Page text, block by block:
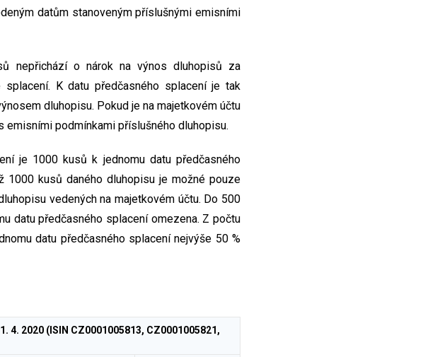
datům stanoveným příslušnými emisními
nepřichází o nárok na výnos dluhopisů za
K datu předčasného splacení je tak
dluhopisu. Pokud je na majetkovém účtu
emisními podmínkami příslušného dluhopisu.
je 1000 kusů k jednomu datu předčasného
1000 kusů daného dluhopisu je možné pouze
vedených na majetkovém účtu. Do 500
datu předčasného splacení omezena. Z počtu
datu předčasného splacení nejvýše 50 %
2020 (ISIN CZ0001005813, CZ0001005821,